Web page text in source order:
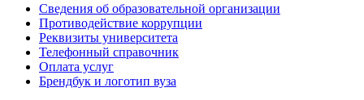
Сведения об образовательной организации
Противодействие коррупции
Реквизиты университета
Телефонный справочник
Оплата услуг
Брендбук и логотип вуза